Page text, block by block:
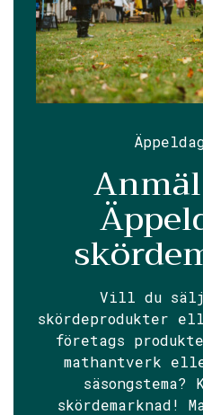
Vill du
skördeprodukter
företags
mathantverk
säsongstema?
skördemarknad!